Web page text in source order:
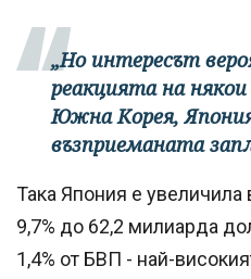
„Но интересът
реакцията на
Южна Корея,
възприеманата
Така Япония е увеличила
9,7% до 62,2 милиарда
1,4% от БВП - най-